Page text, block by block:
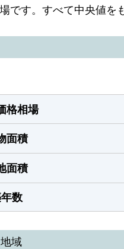
す。すべて中央値を
格相場
面積
面積
数
域